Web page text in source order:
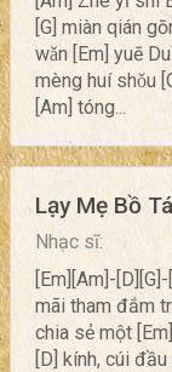
[G] miàn qián
wǎn [Em] yuē
mèng huí shǒu
[Am] tóng...
Lạy Mẹ Bồ
Nhạc sĩ:
[Em][Am]-
mãi tham đắm
chia sẻ một
[D] kính, cúi